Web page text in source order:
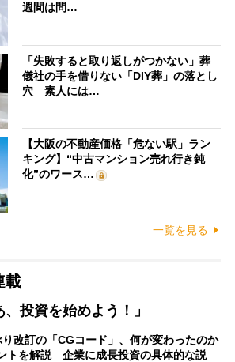
週間は問…
「失敗すると取り返しがつかない」葬
儀社の手を借りない「DIY葬」の落とし
穴 素人には…
【大阪の不動産価格「危ない駅」ラン
キング】“中古マンション売れ行き鈍
化”のワース…
一覧を見る
載
投資を始めよう！」
改訂の「CGコード」、何が変わったのか
トを解説 企業に成長投資の具体的な説